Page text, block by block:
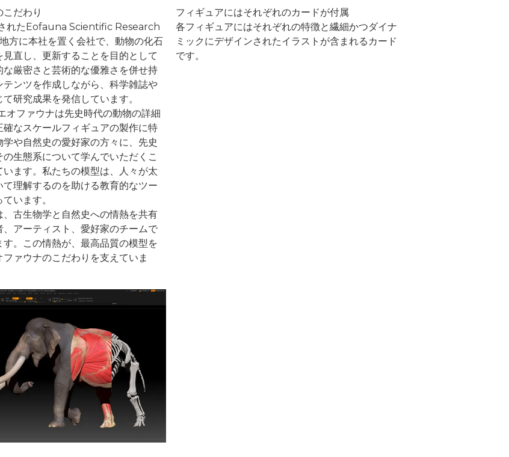
だわり
れたEofauna Scientific Research
方に本社を置く会社で、動物の化石
見直し、更新することを目的として
な厳密さと芸術的な優雅さを併せ持
テンツを作成しながら、科学雑誌や
研究成果を発信しています。
オファウナは先史時代の動物の詳細
確なスケールフィギュアの製作に特
や自然史の愛好家の方々に、先史
の生態系について学んでいただくこ
います。私たちの模型は、人々が太
て理解するのを助ける教育的なツー
います。
、古生物学と自然史への情熱を共有
、アーティスト、愛好家のチームで
す。この情熱が、最高品質の模型を
ァウナのこだわりを支えていま
フィギュアにはそれぞれのカードが付属
各フィギュアにはそれぞれの特徴と繊細かつダイナ
ミックにデザインされたイラストが含まれるカード
です。